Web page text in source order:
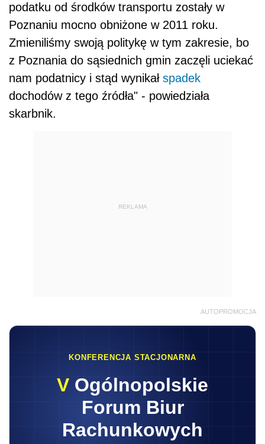
podatku od środków transportu zostały w
Poznaniu mocno obniżone w 2011 roku.
Zmieniliśmy swoją politykę w tym zakresie, bo
z Poznania do sąsiednich gmin zaczęli uciekać
nam podatnicy i stąd wynikał spadek
dochodów z tego źródła" - powiedziała
skarbnik.
REKLAMA
AUTOPROMOCJA
KONFERENCJA STACJONARNA
V Ogólnopolskie
Forum Biur
Rachunkowych